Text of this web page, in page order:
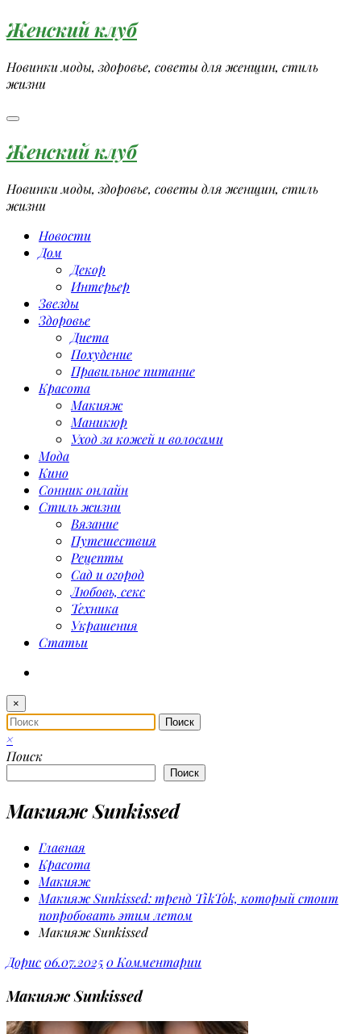
Перейти
к
содержимому
Женский клуб
Новинки моды, здоровье, советы для женщин, стиль
жизни
Женский клуб
Новинки моды, здоровье, советы для женщин, стиль
жизни
Новости
Дом
Декор
Интерьер
Звезды
Здоровье
Диета
Похудение
Правильное питание
Красота
Макияж
Маникюр
Уход за кожей и волосами
Мода
Кино
Сонник онлайн
Стиль жизни
Вязание
Путешествия
Рецепты
Сад и огород
Любовь, секс
Техника
Украшения
Статьи
×
×
Поиск
Поиск
Макияж Sunkissed
Главная
Красота
Макияж
Макияж Sunkissed: тренд TikTok, который стоит
попробовать этим летом
Макияж Sunkissed
Дорис06.07.20250 Комментарии
Макияж Sunkissed